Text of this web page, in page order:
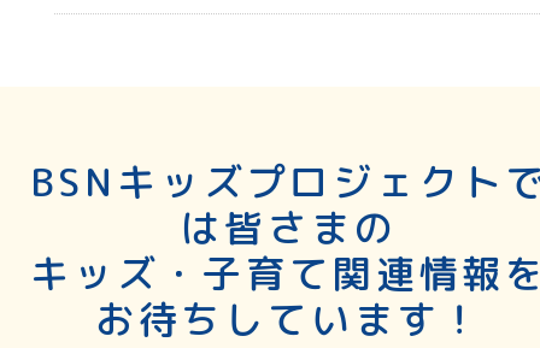
BSNキッズプロジェクト
は皆さまの
キッズ・子育て関連情報
お待ちしています！